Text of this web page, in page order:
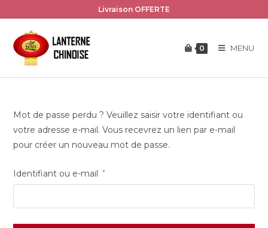
to
content
Livraison OFFERTE
0 MENU
Mot de passe perdu ? Veuillez saisir votre identifiant ou
votre adresse e-mail. Vous recevrez un lien par e-mail
pour créer un nouveau mot de passe.
Identifiant ou e-mail *Obligatoire